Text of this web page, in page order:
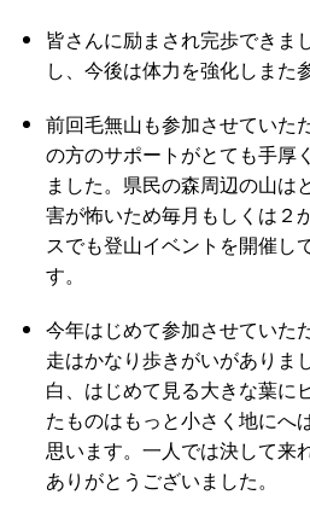
皆さんに励まされ完歩できま
し、今後は体力を強化しまた
前回毛無山も参加させていた
の方のサポートがとても手厚
ました。県民の森周辺の山は
害が怖いため毎月もしくは２
スでも登山イベントを開催し
す。
今年はじめて参加させていた
走はかなり歩きがいがありま
白、はじめて見る大きな葉に
たものはもっと小さく地にへ
思います。一人では決して来
ありがとうございました。